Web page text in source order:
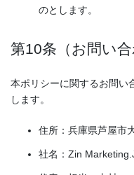
のとします。
第10条（お問い合
本ポリシーに関するお問い
します。
住所：兵庫県芦屋市
社名：Zin